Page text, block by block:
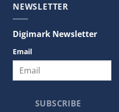
NEWSLETTER
Digimark Newsletter
Email
SUBSCRIBE